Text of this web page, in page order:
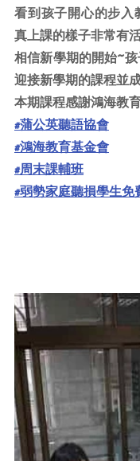
看到孩子開心的步入
真上課的樣子非常有
相信新學期的開始~
迎接新學期的課程並
本期課程感謝鴻海教
#蒲公英聽語協會
#鴻海教育基金會
#周末課輔班
#弱勢家庭聽損學生免